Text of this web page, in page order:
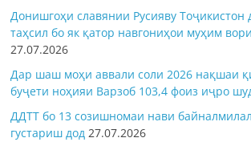
Донишгоҳи славянии Русияву Тоҷикистон
таҳсил бо як қатор навгониҳои муҳим
27.07.2026
Дар шаш моҳи аввали соли 2026 нақшаи
буҷети ноҳияи Варзоб 103,4 фоиз иҷро
ДДТТ бо 13 созишномаи нави
густариш дод 27.07.2026